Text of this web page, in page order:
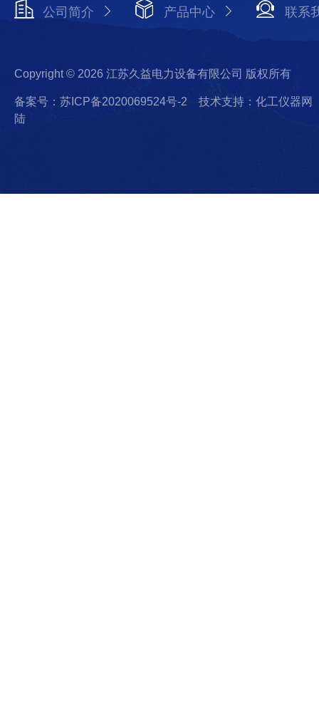
公司简介 产品中心 联系
Copyright © 2026 江苏久益电力设备有限公司 版权所有
备案号：苏ICP备2020069524号-2
技术支持：化工仪器网
陆